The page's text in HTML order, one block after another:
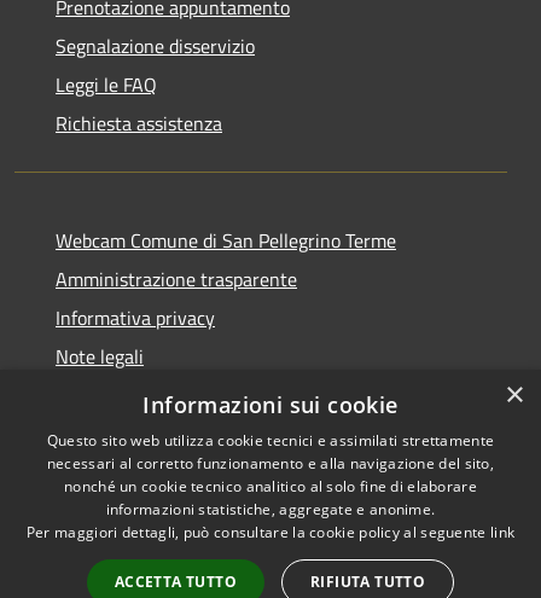
Prenotazione appuntamento
Segnalazione disservizio
Leggi le FAQ
Richiesta assistenza
Webcam Comune di San Pellegrino Terme
Amministrazione trasparente
Informativa privacy
Note legali
Dichiarazione di accessibilità
Accessibilità
Copyright © 2026 • Comune di
San Pellegrino Terme •
Powered byMunicipium
×
Informazioni sui cookie
Questo sito web utilizza cookie tecnici e assimilati strettamente
necessari al corretto funzionamento e alla navigazione del sito,
nonché un cookie tecnico analitico al solo fine di elaborare
informazioni statistiche, aggregate e anonime.
Per maggiori dettagli, può consultare la cookie policy al seguente link
ACCETTA TUTTO RIFIUTA TUTTO